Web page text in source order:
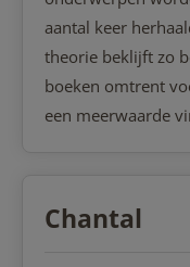
aantal keer
theorie beklijft zo
boeken omtrent
een meerwaarde
Chantal